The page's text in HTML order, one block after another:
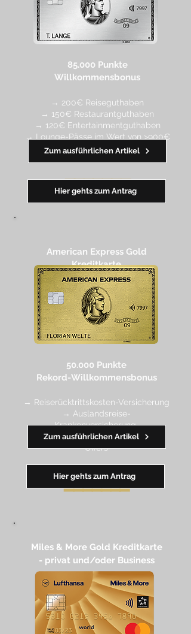
85.000 Punkte
Willkommensbonus
→ 200€ Reiseguthaben
→ 150€ Restaurantguthaben
→ 120€ Entertainmentguthaben
→ Lounge-Pässe im Wert von >900€
━━━━━━━
Zum ausführlichen Artikel
Hier gehts zum Antrag
American Express Gold
Kreditkarte
50.000 Punkte
Rekord-Willkommensbonus
→ Reiserücktrittskosten-Versicherung
→ Auslandsreise-
Krankenversicherung
→ wertvolle Rabatte dank Amex
Offers
━━━━━━━
Zum ausführlichen Artikel
Hier gehts zum Antrag
Miles & More Gold Kreditkarte​
- privat und/oder Business